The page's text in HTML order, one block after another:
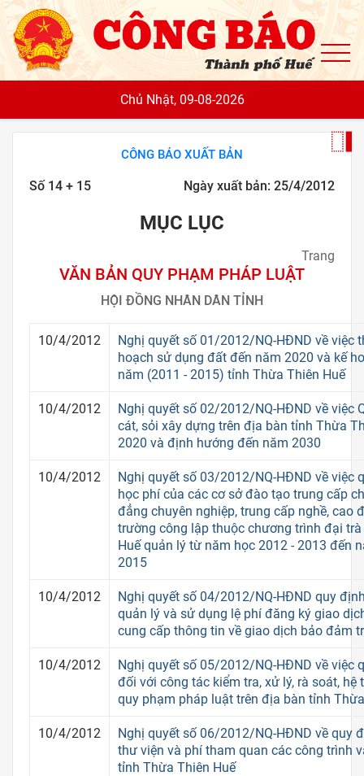
Chủ Nhật, 09-08-2026
CÔNG BÁO XUẤT BẢN
Số 14 + 15 Ngày xuất bản: 25/4/2012
MỤC LỤC
Trang
VĂN BẢN QUY PHẠM PHÁP LUẬT
HỘI ĐỒNG NHÂN DÂN TỈNH
10/4/2012
Nghị quyết số 01/2012/NQ-HĐND về việc
hoạch sử dụng đất đến năm 2020 và kế
năm (2011 - 2015) tỉnh Thừa Thiên Huế
10/4/2012
Nghị quyết số 02/2012/NQ-HĐND về việc
cát, sỏi xây dựng trên địa bàn tỉnh Thừa
2020 và định hướng đến năm 2030
10/4/2012
Nghị quyết số 03/2012/NQ-HĐND về việc
học phí của các cơ sở đào tạo trung cấp
đẳng chuyên nghiệp, trung cấp nghề, cao
trường công lập thuộc chương trình đại
Huế quản lý từ năm học 2012 - 2013 đến
2015
10/4/2012
Nghị quyết số 04/2012/NQ-HĐND quy
quản lý và sử dụng lệ phí đăng ký giao
cung cấp thông tin về giao dịch bảo đảm
10/4/2012
Nghị quyết số 05/2012/NQ-HĐND về việc
đối với công tác kiểm tra, xử lý, rà soát, hệ
quy phạm pháp luật trên địa bàn tỉnh
10/4/2012
Nghị quyết số 06/2012/NQ-HĐND về quy
thư viện và phí tham quan các công trình
tỉnh Thừa Thiên Huế